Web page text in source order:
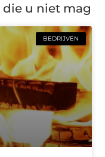
die u niet mag
BEDRIJVEN